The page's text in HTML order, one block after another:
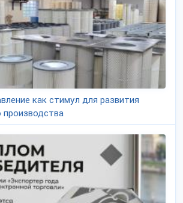
как стимул для развития
производства